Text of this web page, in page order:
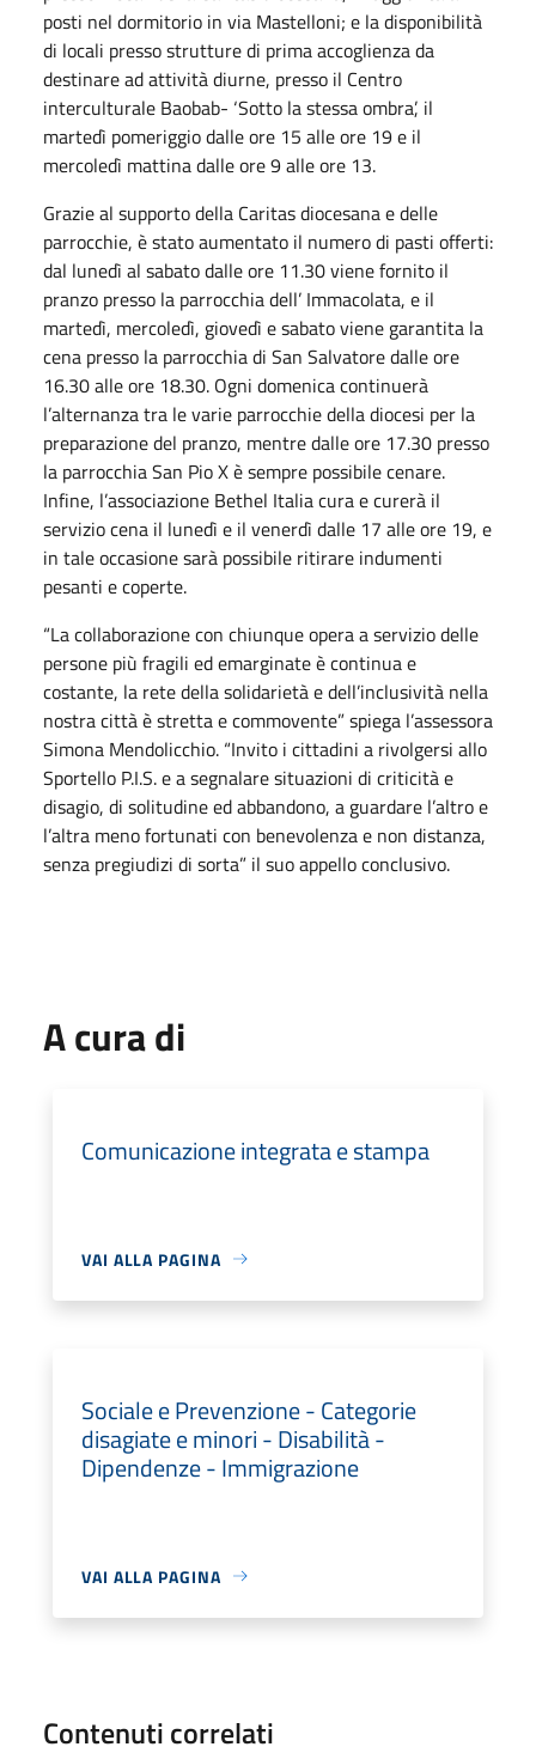
posti nel dormitorio in via Mastelloni; e la disponibilità
di locali presso strutture di prima accoglienza da
destinare ad attività diurne, presso il Centro
interculturale Baobab- ‘Sotto la stessa ombra’, il
martedì pomeriggio dalle ore 15 alle ore 19 e il
mercoledì mattina dalle ore 9 alle ore 13.
Grazie al supporto della Caritas diocesana e delle
parrocchie, è stato aumentato il numero di pasti offerti:
dal lunedì al sabato dalle ore 11.30 viene fornito il
pranzo presso la parrocchia dell’ Immacolata, e il
martedì, mercoledì, giovedì e sabato viene garantita la
cena presso la parrocchia di San Salvatore dalle ore
16.30 alle ore 18.30. Ogni domenica continuerà
l’alternanza tra le varie parrocchie della diocesi per la
preparazione del pranzo, mentre dalle ore 17.30 presso
la parrocchia San Pio X è sempre possibile cenare.
Infine, l’associazione Bethel Italia cura e curerà il
servizio cena il lunedì e il venerdì dalle 17 alle ore 19, e
in tale occasione sarà possibile ritirare indumenti
pesanti e coperte.
“La collaborazione con chiunque opera a servizio delle
persone più fragili ed emarginate è continua e
costante, la rete della solidarietà e dell’inclusività nella
nostra città è stretta e commovente” spiega l’assessora
Simona Mendolicchio. “Invito i cittadini a rivolgersi allo
Sportello P.I.S. e a segnalare situazioni di criticità e
disagio, di solitudine ed abbandono, a guardare l’altro e
l’altra meno fortunati con benevolenza e non distanza,
senza pregiudizi di sorta” il suo appello conclusivo.
A cura di
Comunicazione integrata e stampa
VAI ALLA PAGINA
Sociale e Prevenzione - Categorie
disagiate e minori - Disabilità -
Dipendenze - Immigrazione
VAI ALLA PAGINA
Contenuti correlati